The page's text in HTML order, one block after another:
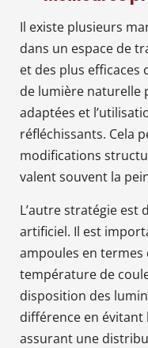
Il existe plusieurs
dans un espace de
et des plus efficaces
de lumière naturelle
adaptées et
réfléchissants. Cela
modifications
valent souvent la
L’autre stratégie est
artificiel. Il est
ampoules en termes
température de
disposition des
différence en évitant
assurant une